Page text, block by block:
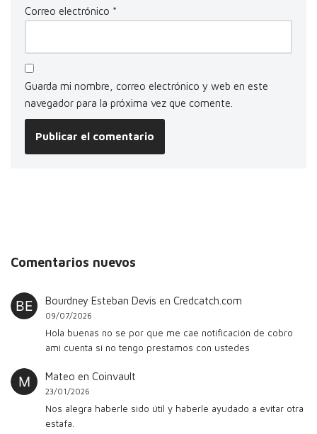
Correo electrónico *
Guarda mi nombre, correo electrónico y web en este
navegador para la próxima vez que comente.
Comentarios nuevos
Bourdney Esteban Devis en Credcatch.com
09/07/2026
Hola buenas no se por que me cae notificación de cobro
ami cuenta si no tengo prestamos con ustedes
Mateo en Coinvault
23/01/2026
Nos alegra haberle sido útil y haberle ayudado a evitar otra
estafa.